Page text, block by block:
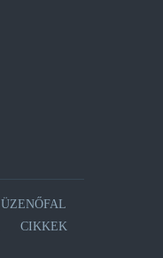
ÜZENŐFAL
CIKKEK